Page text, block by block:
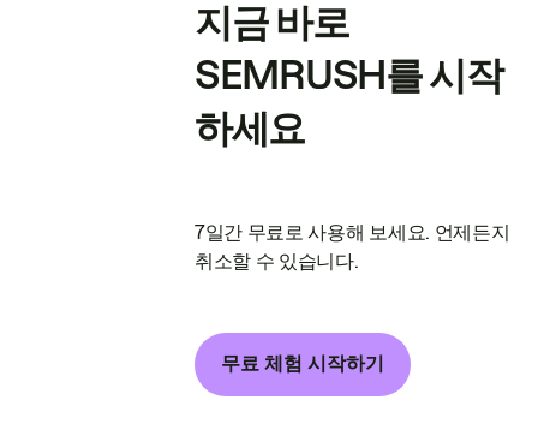
지금 바로
SEMRUSH를 시작
하세요
7일간 무료로 사용해 보세요. 언제든지
취소할 수 있습니다.
무료 체험 시작하기